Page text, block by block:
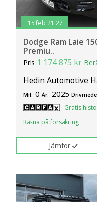
16 feb 21:27
Dodge Ram Laie
Premiu..
Pris 1 174 875 kr
Hedin Automotive
Mil: 0 År: 2025
Gratis
Räkna på försäkring
Jämför